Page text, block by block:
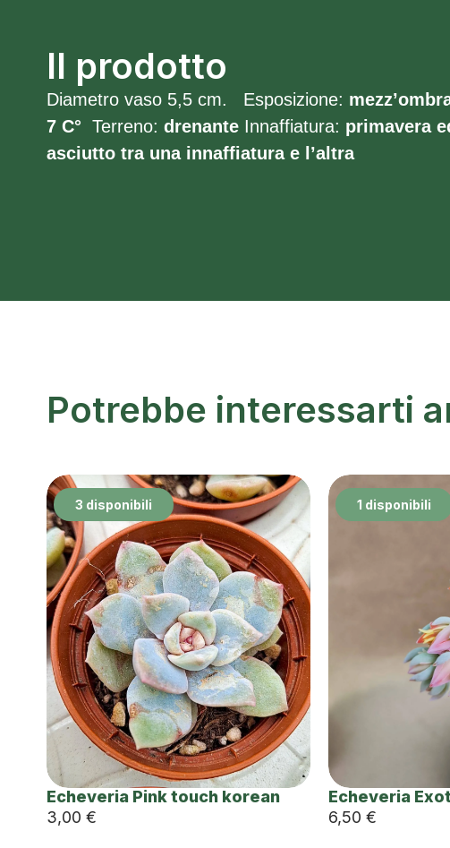
Il prodotto
Diametro vaso 5,5 cm. Esposizione:
7 C° Terreno: drenante Innaffiatura: primavera
asciutto tra una innaffiatura e l’altra
Potrebbe interessarti
3 disponibili
Echeveria Pink touch korean
3,00 €
1 disponibili
Echeveria
6,50 €